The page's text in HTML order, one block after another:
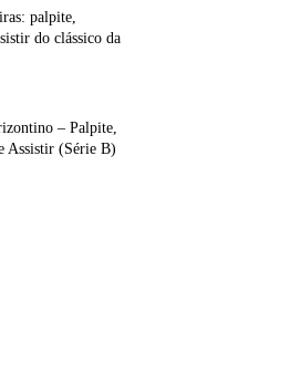
palpite,
do clássico da
– Palpite,
Assistir (Série B)